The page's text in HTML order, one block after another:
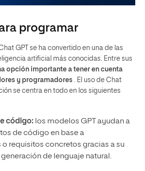
programar
GPT se ha convertido en una de las
artificial más conocidas. Entre sus
opción importante a tener en cuenta
y programadores . El uso de Chat
se centra en todo en los siguientes
código: los modelos GPT ayudan a
de código en base a
requisitos concretos gracias a su
de lenguaje natural.